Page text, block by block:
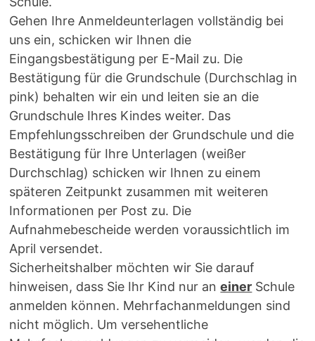
Gehen Ihre Anmeldeunterlagen vollständig bei
uns ein, schicken wir Ihnen die
Eingangsbestätigung per E-Mail zu. Die
Bestätigung für die Grundschule (Durchschlag in
pink) behalten wir ein und leiten sie an die
Grundschule Ihres Kindes weiter. Das
Empfehlungsschreiben der Grundschule und die
Bestätigung für Ihre Unterlagen (weißer
Durchschlag) schicken wir Ihnen zu einem
späteren Zeitpunkt zusammen mit weiteren
Informationen per Post zu. Die
Aufnahmebescheide werden voraussichtlich im
April versendet.
Sicherheitshalber möchten wir Sie darauf
hinweisen, dass Sie Ihr Kind nur aneiner Schule
anmelden können. Mehrfachanmeldungen sind
nicht möglich. Um versehentliche